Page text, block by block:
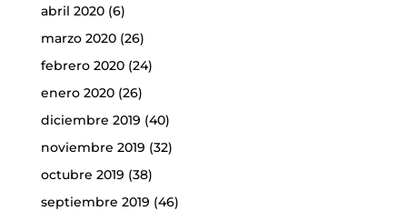
abril 2020(6)
marzo 2020(26)
febrero 2020(24)
enero 2020(26)
diciembre 2019 (40)
noviembre 2019 (32)
octubre 2019 (38)
septiembre 2019 (46)